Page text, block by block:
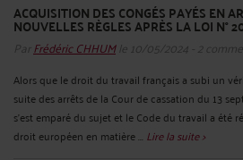
ACQUISITION DES CONGÉS PAYÉS EN
NOUVELLES RÈGLES APRÈS LA LOI N°
Par Frédéric CHHUMle 10/05/2024 - 2
Alors que le droit du travail français a subi un
suite des arrêts de la Cour de cassation du 13
s’est emparé du sujet et le Code du travail a été
droit européen en matière ... Lire la suite >